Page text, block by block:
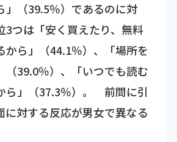
」（39.5％）であるのに対
3つは「安く買えたり、無料
から」（44.1％）、「場所を
（39.0％）、「いつでも読む
ら」（37.3％）。 前問に引
に対する反応が男女で異なる